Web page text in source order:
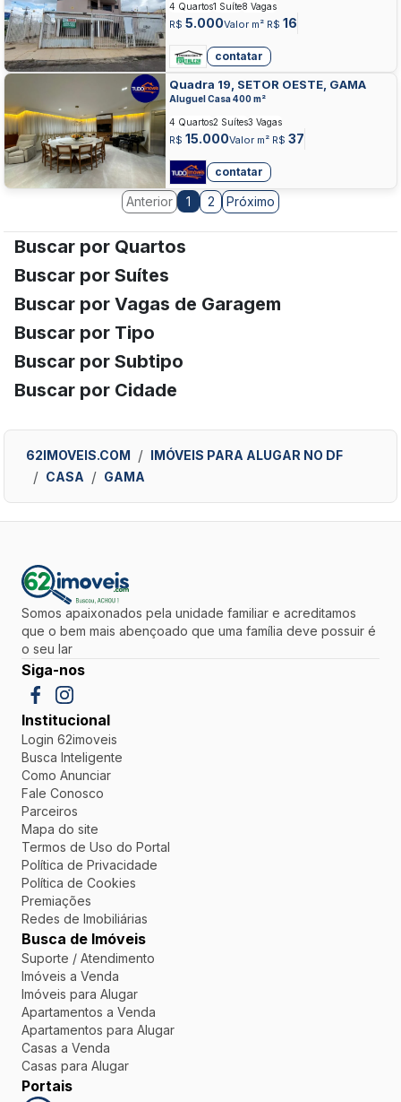
R$ 5.000Valor m² R$ 16
4 Quartos1 Suíte8 Vagas
contatar
Quadra 19, SETOR OESTE, GAMA
Aluguel Casa 400 m²
R$ 15.000Valor m² R$ 37
4 Quartos2 Suítes3 Vagas
contatar
Anterior 1 2 Próximo
Buscar por Quartos
Buscar por Suítes
Buscar por Vagas de Garagem
Buscar por Tipo
Buscar por Subtipo
Buscar por Cidade
62IMOVEIS.COM
IMÓVEIS PARA ALUGAR NO DF
CASA
GAMA
Somos apaixonados pela unidade familiar e acreditamos
que o bem mais abençoado que uma família deve possuir é
o seu lar
Siga-nos
Institucional
Login 62imoveis
Busca Inteligente
Como Anunciar
Fale Conosco
Parceiros
Mapa do site
Termos de Uso do Portal
Política de Privacidade
Política de Cookies
Premiações
Redes de Imobiliárias
Busca de Imóveis
Suporte / Atendimento
Imóveis a Venda
Imóveis para Alugar
Apartamentos a Venda
Apartamentos para Alugar
Casas a Venda
Casas para Alugar
Portais